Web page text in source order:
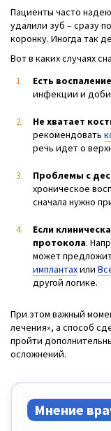
Пациенты часто
удалили зуб – сразу
коронку. Иногда так
Вот в каких случаях
Есть воспаление
инфекции и
Не хватает
рекомендовать
речь идет о
Проблемы с
хроническое
сначала нужно
Если
протокола.
может
имплантахили
другой логике.
При этом важный
лечения», а способ
пройти
осложнений.
Мнение